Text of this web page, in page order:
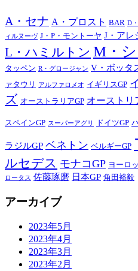
A・セナ A・プロスト BAR D
ィルヌーヴ J・P・モントーヤ J・アレ
L・ハミルトン M・
タッペン R・グロージャン V・ボッタ
ァタウリ
アルファロメオ イギリスGP
ズ オーストラリアGP オーストリ
スペインGP スーパーアグリ ドイツGP
ラジルGP ベネトン ベルギーGP
ルセデス モナコGP ヨーロ
ロータス 佐藤琢磨 日本GP 角田裕毅
アーカイブ
2023年5月
2023年4月
2023年3月
2023年2月